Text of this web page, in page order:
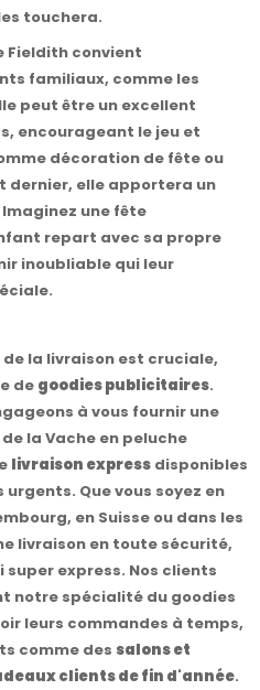
touchera.
Fieldith convient
familiaux, comme les
peut être un excellent
encourageant le jeu et
décoration de fête ou
dernier, elle apportera un
une fête
repart avec sa propre
inoubliable qui leur
la livraison est cruciale,
de goodies publicitaires.
à vous fournir une
la Vache en peluche
livraison express disponibles
Que vous soyez en
en Suisse ou dans les
livraison en toute sécurité,
express. Nos clients
notre spécialité du goodies
leurs commandes à temps,
comme des salons et
clients de fin d'année.